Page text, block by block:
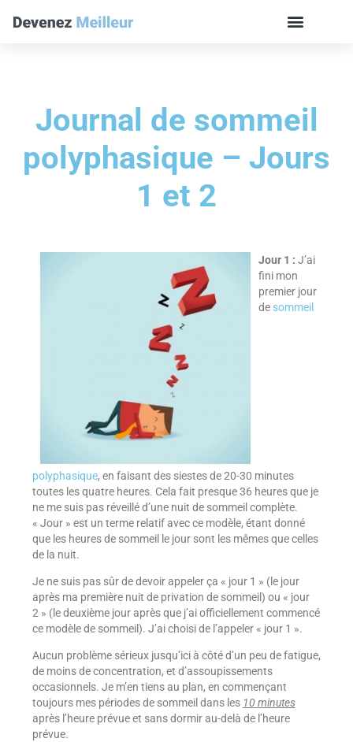
Journal de sommeil
polyphasique – Jours
1 et 2
Jour 1 : J’ai
fini mon
premier jour
de sommeil
polyphasique, en faisant des siestes de 20-30 minutes
toutes les quatre heures. Cela fait presque 36 heures que je
ne me suis pas réveillé d’une nuit de sommeil complète.
« Jour » est un terme relatif avec ce modèle, étant donné
que les heures de sommeil le jour sont les mêmes que celles
de la nuit.
Je ne suis pas sûr de devoir appeler ça « jour 1 » (le jour
après ma première nuit de privation de sommeil) ou « jour
2 » (le deuxième jour après que j’ai officiellement commencé
ce modèle de sommeil). J’ai choisi de l’appeler « jour 1 ».
Aucun problème sérieux jusqu’ici à côté d’un peu de fatigue,
de moins de concentration, et d’assoupissements
occasionnels. Je m’en tiens au plan, en commençant
toujours mes périodes de sommeil dans les 10 minutes
après l’heure prévue et sans dormir au-delà de l’heure
prévue.